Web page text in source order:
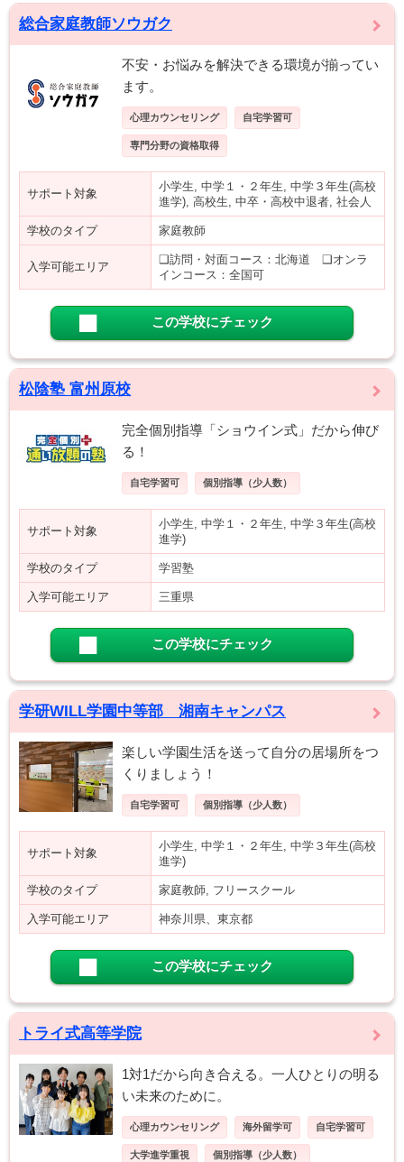
総合家庭教師ソウガク
不安・お悩みを解決できる環境が揃ってい
ます。
心理カウンセリング 自宅学習可
専門分野の資格取得
サポート対象
小学生, 中学１・２年生, 中学３年生(高校
進学), 高校生, 中卒・高校中退者, 社会人
学校のタイプ 家庭教師
入学可能エリア
❑訪問・対面コース：北海道 ❑オンラ
インコース：全国可
この学校にチェック
松陰塾 富州原校
完全個別指導「ショウイン式」だから伸び
る！
自宅学習可 個別指導（少人数）
サポート対象
小学生, 中学１・２年生, 中学３年生(高校
進学)
学校のタイプ 学習塾
入学可能エリア 三重県
この学校にチェック
学研WILL学園中等部 湘南キャンパス
楽しい学園生活を送って自分の居場所をつ
くりましょう！
自宅学習可 個別指導（少人数）
サポート対象
小学生, 中学１・２年生, 中学３年生(高校
進学)
学校のタイプ 家庭教師, フリースクール
入学可能エリア 神奈川県、東京都
この学校にチェック
トライ式高等学院
1対1だから向き合える。一人ひとりの明る
い未来のために。
心理カウンセリング 海外留学可 自宅学習可
大学進学重視 個別指導（少人数）